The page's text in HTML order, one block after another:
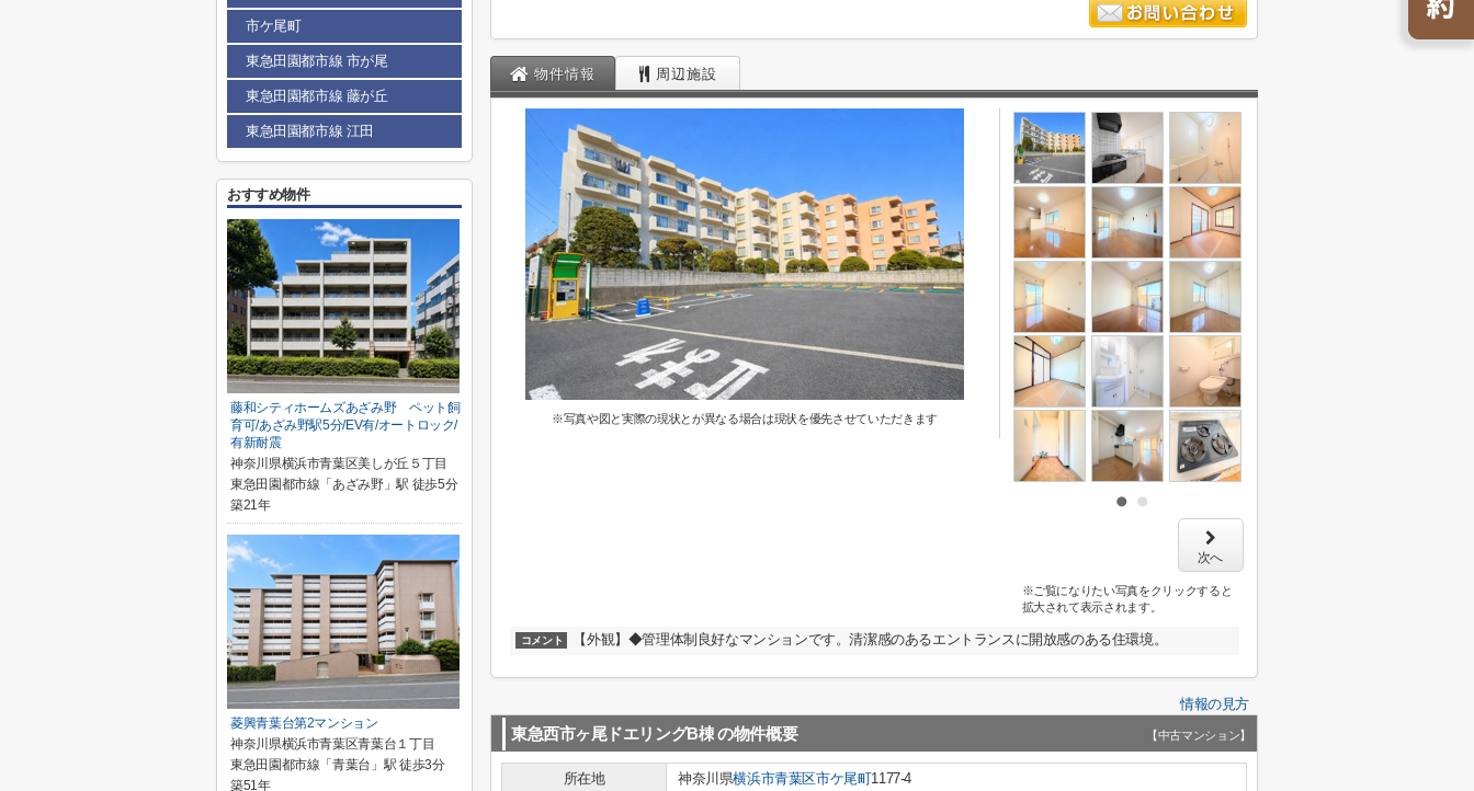
物件情報 周辺施設
※写真や図と実際の現状とが異なる場合は現状を優先させていただきます
次へ
※ご覧になりたい写真をクリックすると
拡大されて表示されます。
コメント 【外観】◆管理体制良好なマンションです。清潔感のあるエントランスに開放感のある住環境。
情報の見方
東急西市ヶ尾ドエリングB棟 の物件概要 【中古マンション】
所在地 神奈川県横浜市青葉区市ケ尾町1177-4
市ケ尾町
東急田園都市線 市が尾
東急田園都市線 藤が丘
東急田園都市線 江田
おすすめ物件
藤和シティホームズあざみ野 ペット飼
育可/あざみ野駅5分/EV有/オートロック/
有新耐震
神奈川県横浜市青葉区美しが丘５丁目
東急田園都市線「あざみ野」駅 徒歩5分
築21年
菱興青葉台第2マンション
神奈川県横浜市青葉区青葉台１丁目
東急田園都市線「青葉台」駅 徒歩3分
築51年